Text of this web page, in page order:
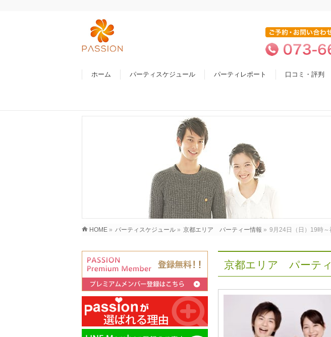
ホーム パーティスケジュール パーティレポート 口コミ・評判
HOME » パーティスケジュール » 京都エリア パーティー情報 » 9月24日（日）19時～
京都エリア パーテ